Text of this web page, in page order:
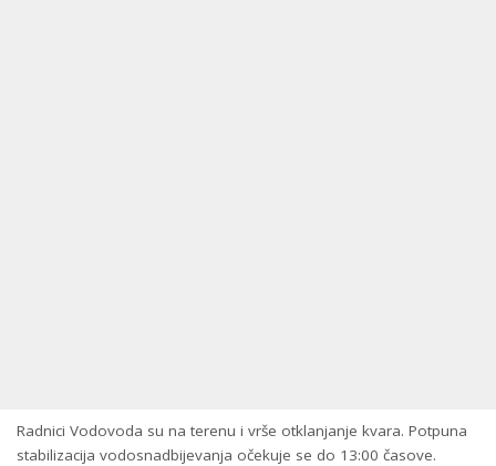
Radnici Vodovoda su na terenu i vrše otklanjanje kvara. Potpuna
stabilizacija vodosnadbijevanja očekuje se do 13:00 časove.